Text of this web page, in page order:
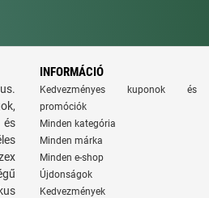
INFORMÁCIÓ
Kedvezményes kuponok és
promóciók
Minden kategória
Minden márka
Minden e-shop
Újdonságok
Kedvezmények